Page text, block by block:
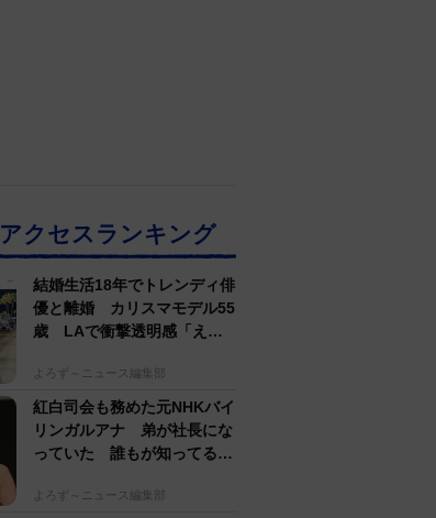
アクセスランキング
結婚生活18年でトレンディ俳
優と離婚 カリスマモデル55
歳 LAで衝撃透明感「えっ
よろず～ニュース編集部
紅白司会も務めた元NHKバイ
リンガルアナ 弟が社長にな
っていた 誰もが知ってる有
よろず～ニュース編集部